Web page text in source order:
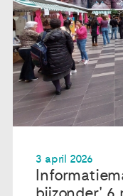
3 april 2026